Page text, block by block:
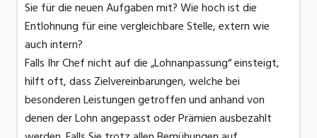
Sie für die neuen Aufgaben mit? Wie hoch ist die
Entlohnung für eine vergleichbare Stelle, extern wie
auch intern?
Falls Ihr Chef nicht auf die „Lohnanpassung“ einsteigt,
hilft oft, dass Zielvereinbarungen, welche bei
besonderen Leistungen getroffen und anhand von
denen der Lohn angepasst oder Prämien ausbezahlt